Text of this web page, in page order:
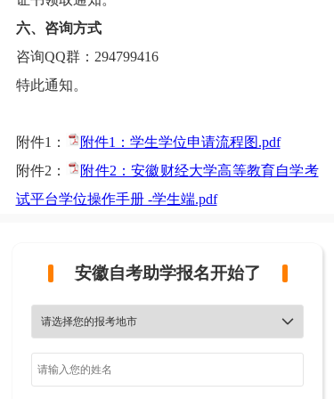
六、咨询方式
咨询QQ群：294799416
特此通知。
附件1：
附件1：学生学位申请流程图.pdf
附件2：
附件2：安徽财经大学高等教育自学考
试平台学位操作手册 -学生端.pdf

安徽自考助学报名开始了